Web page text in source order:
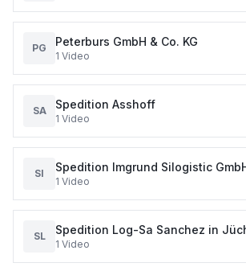
PG Peterburs GmbH & Co. KG
1 Video
SA Spedition Asshoff
1 Video
SI Spedition Imgrund Silogistic
1 Video
SL Spedition Log-Sa Sanchez in
1 Video